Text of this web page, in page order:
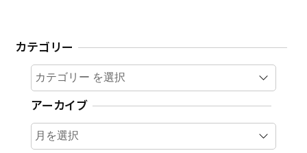
カテゴリー
カテゴリー
アーカイブ
ア
ー